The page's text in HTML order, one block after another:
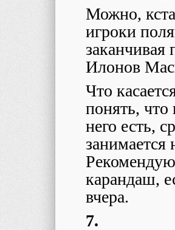
Можно,
игроки
Илонов
Что
понять,
него есть,
занимается
карандаш,
вчера.
7.